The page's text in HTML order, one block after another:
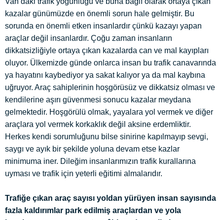
kazalar günümüzde en önemli sorun hale gelmiştir. Bu
sorunda en önemli etken insanlardır çünkü kazayı yapan
araçlar değil insanlardır. Çoğu zaman insanların
dikkatsizliğiyle ortaya çıkan kazalarda can ve mal kayıpları
oluyor. Ülkemizde günde onlarca insan bu trafik canavarında
ya hayatını kaybediyor ya sakat kalıyor ya da mal kaybına
uğruyor. Araç sahiplerinin hoşgörüsüz ve dikkatsiz olması ve
kendilerine aşırı güvenmesi sonucu kazalar meydana
gelmektedir. Hoşgörülü olmak, yayalara yol vermek ve diğer
araçlara yol vermek korkaklık değil aksine erdemliktir.
Herkes kendi sorumluğunu bilse sinirine kapılmayıp sevgi,
saygı ve ayık bir şekilde yoluna devam etse kazlar
minimuma iner. Dileğim insanlarımızın trafik kurallarına
uyması ve trafik için yeterli eğitimi almalarıdır.
Trafiğe çıkan araç sayısı yoldan yürüyen insan sayısında
fazla kaldırımlar park edilmiş araçlardan ve yola